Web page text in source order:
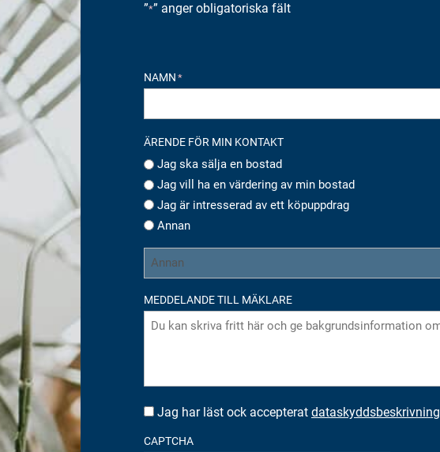
”*” anger obligatoriska fält
NAMN *
ÄRENDE FÖR MIN KONTAKT
Jag ska sälja en bostad
Jag vill ha en värdering av min bostad
Jag är intresserad av ett köpuppdrag
Annan
MEDDELANDE TILL MÄKLARE
SUOSTUMUS *
Jag har läst ock accepterat dataskyddsbeskrivning
CAPTCHA